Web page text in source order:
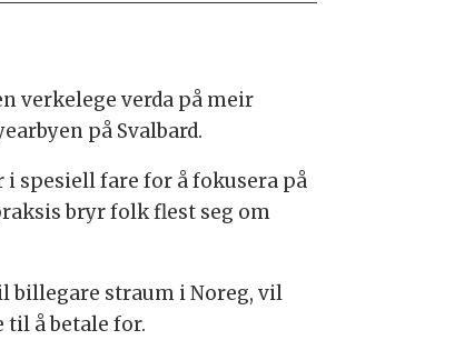
verkelege verda på meir
på Svalbard.
spesiell fare for å fokusera på
bryr folk flest seg om
straum i Noreg, vil
å betale for.